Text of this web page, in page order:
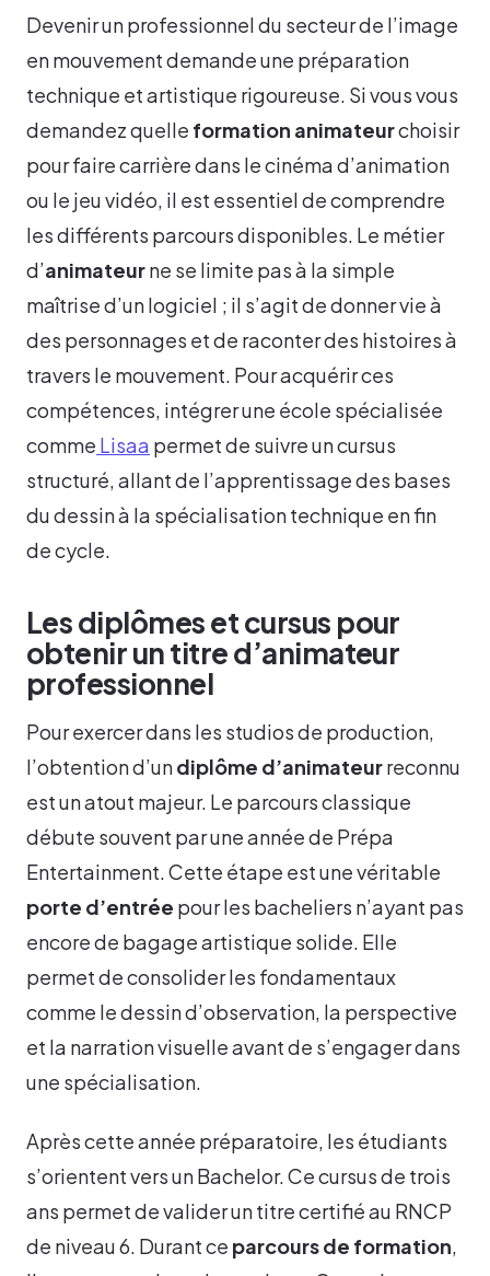
Devenir un professionnel du secteur de l’image
en mouvement demande une préparation
technique et artistique rigoureuse. Si vous vous
demandez quelle formation animateurchoisir
pour faire carrière dans le cinéma d’animation
ou le jeu vidéo, il est essentiel de comprendre
les différents parcours disponibles. Le métier
d’animateurne se limite pas à la simple
maîtrise d’un logiciel ; il s’agit de donner vie à
des personnages et de raconter des histoires à
travers le mouvement. Pour acquérir ces
compétences, intégrer une école spécialisée
comme Lisaa permet de suivre un cursus
structuré, allant de l’apprentissage des bases
du dessin à la spécialisation technique en fin
de cycle.
Les diplômes et cursus pour
obtenir un titre d’animateur
professionnel
Pour exercer dans les studios de production,
l’obtention d’undiplôme d’animateurreconnu
est un atout majeur. Le parcours classique
débute souvent par une année de Prépa
Entertainment. Cette étape est une véritable
porte d’entrée pour les bacheliers n’ayant pas
encore de bagage artistique solide. Elle
permet de consolider les fondamentaux
comme le dessin d’observation, la perspective
et la narration visuelle avant de s’engager dans
une spécialisation.
Après cette année préparatoire, les étudiants
s’orientent vers un Bachelor. Ce cursus de trois
ans permet de valider un titre certifié au RNCP
de niveau 6. Durant ce parcours de formation,